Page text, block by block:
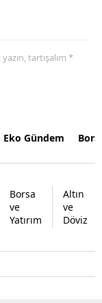
tartışalım *
Eko Gündem
Borsa
ve
Yatırım
Altın
ve
Döviz